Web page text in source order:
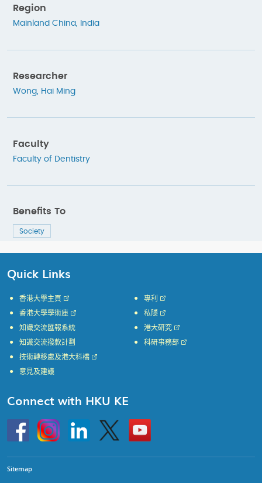
Region
Mainland China, India
Researcher
Wong, Hai Ming
Faculty
Faculty of Dentistry
Benefits To
Society
Quick Links
香港大學主頁
香港大學學術庫
知識交流匯報系統
知識交流撥款計劃
專利
私隱
港大研究
科研事務部
技術轉移處及港大科橋
意見及建議
Connect with HKU KE
HKU
InstagramLinkedin Twitter
Go
to
HKU
Sitemap